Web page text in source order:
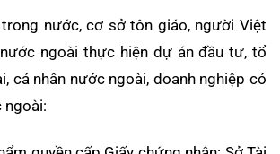
nước, cơ sở tôn giáo, người Việt
ngoài thực hiện dự án đầu tư, tổ
cá nhân nước ngoài, doanh nghiệp có
ngoài: